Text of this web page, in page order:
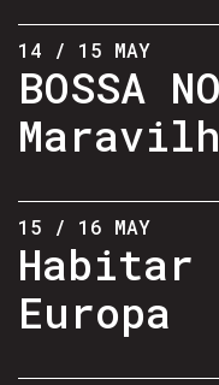
14 / 15 MAY
BOSSA
15 / 16 MAY
Europa